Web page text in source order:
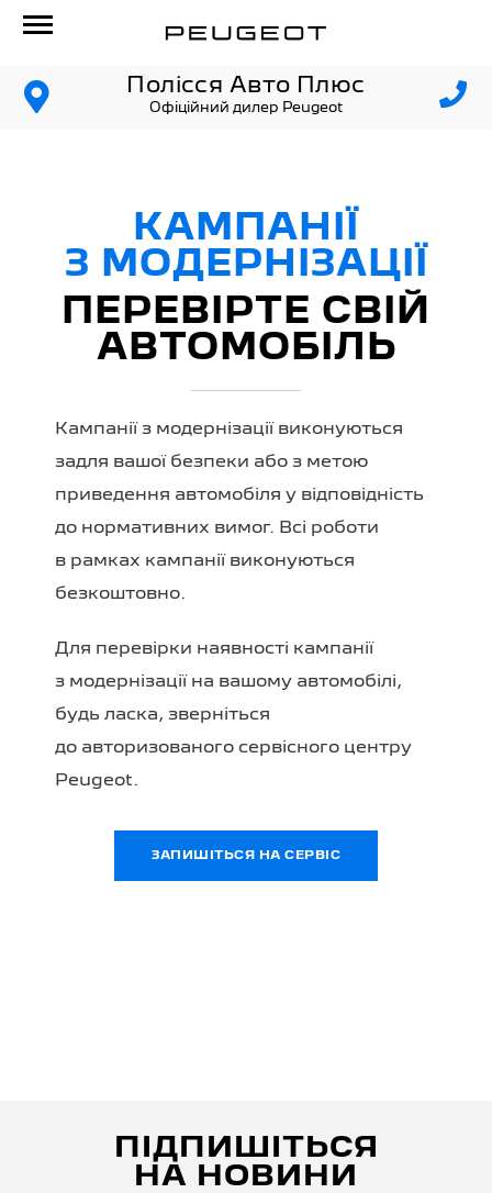
Полісся Авто Плюс
Офіційний дилер Peugeot
КАМПАНІЇ
З МОДЕРНІЗАЦІЇ
ПЕРЕВІРТЕ СВІЙ
АВТОМОБІЛЬ
Кампанії з модернізації виконуються
задля вашої безпеки або з метою
приведення автомобіля у відповідність
до нормативних вимог. Всі роботи
в рамках кампанії виконуються
безкоштовно.
Для перевірки наявності кампанії
з модернізації на вашому автомобілі,
будь ласка, зверніться
до авторизованого сервісного центру
Peugeot.
ЗАПИШІТЬСЯ НА СЕРВІС
ПІДПИШІТЬСЯ
НА НОВИНИ